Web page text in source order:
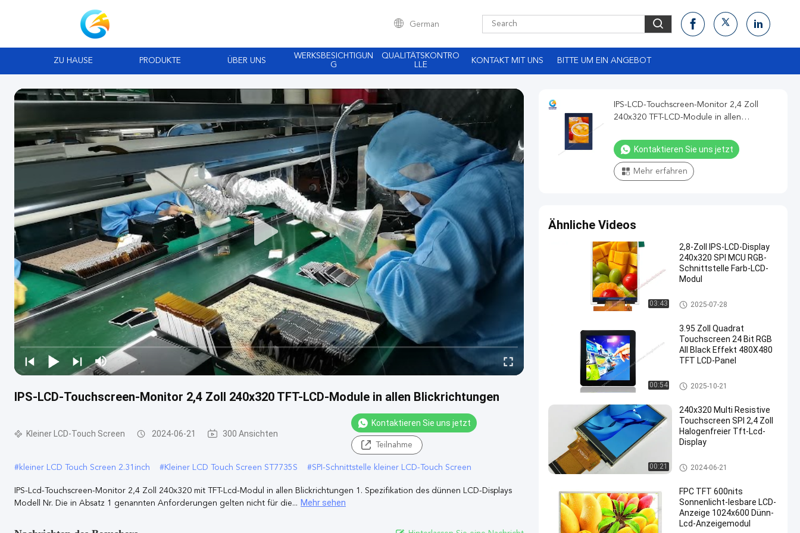
German
ZU HAUSE PRODUKTE ÜBER UNS
WERKSBESICHTIGUN
G
QUALITÄTSKONTRO
LLE
KONTAKT MIT UNS BITTE UM EIN ANGEBOT
IPS-LCD-Touchscreen-Monitor 2,4 Zoll 240x320 TFT-LCD-Module in allen Blickrichtungen
Kleiner LCD-Touch Screen 2024-06-21 300 Ansichten
Kontaktieren Sie uns jetzt
Teilnahme
#kleiner LCD Touch Screen 2.31inch #Kleiner LCD Touch Screen ST7735S #SPI-Schnittstelle kleiner LCD-Touch Screen
IPS-Lcd-Touchscreen-Monitor 2,4 Zoll 240x320 mit TFT-Lcd-Modul in allen Blickrichtungen 1. Spezifikation des dünnen LCD-Displays
Modell Nr. Die in Absatz 1 genannten Anforderungen gelten nicht für die... Mehr sehen
IPS-LCD-Touchscreen-Monitor 2,4 Zoll
240x320 TFT-LCD-Module in allen
Kontaktieren Sie uns jetzt
Mehr erfahren
Ähnliche Videos
03:43
2,8-Zoll IPS-LCD-Display
240x320 SPI MCU RGB-
Schnittstelle Farb-LCD-
Modul
IPS Lcd-Anzeige
2025-07-28
00:54
3.95 Zoll Quadrat
Touchscreen 24 Bit RGB
All Black Effekt 480X480
TFT LCD-Panel
Kleiner LCD-Touch Screen
2025-10-21
00:21
240x320 Multi Resistive
Touchscreen SPI 2,4 Zoll
Halogenfreier Tft-Lcd-
Display
Widerstrebende LCD-Anzeige
2024-06-21
FPC TFT 600nits
Sonnenlicht-lesbare LCD-
Anzeige 1024x600 Dünn-
Lcd-Anzeigemodul